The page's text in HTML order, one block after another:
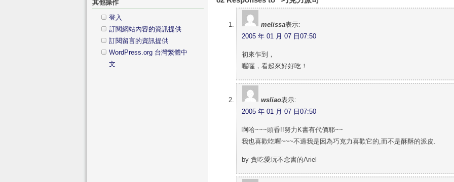
melissa表示:
2005 年 01 月 07 日07:50
初來乍到，
喔喔，看起來好好吃！
wsliao表示:
2005 年 01 月 07 日07:50
啊哈~~~頭香!!努力K書有代價耶~~
我也喜歡吃喔~~~不過我是因為巧克力喜歡它的,而不是酥酥的派皮.
by 貪吃愛玩不念書的Ariel
其他操作
登入
訂閱網站內容的資訊提供
訂閱留言的資訊提供
WordPress.org 台灣繁體中
文